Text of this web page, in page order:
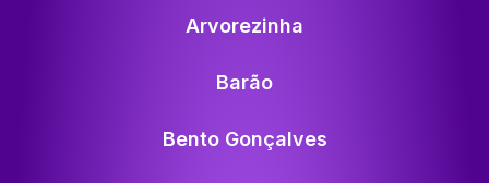
Arvorezinha
Barão
Bento Gonçalves